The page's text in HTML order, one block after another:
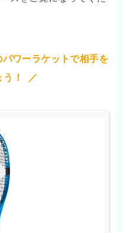
ワーラケットで相手を
う！ ／